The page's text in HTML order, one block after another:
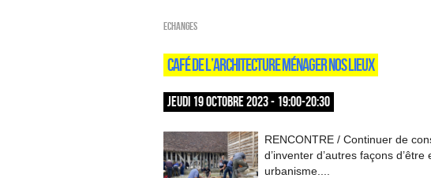
ECHANGES
CAFÉ DE L’ARCHITECTURE MÉNAGER NOS LIEUX
JEUDI 19 OCTOBRE 2023 - 19:00-20:30
RENCONTRE / Continuer de
d’inventer d’autres façons
urbanisme....